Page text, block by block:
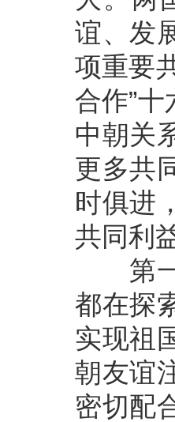
谊、发
项重要
合作”
中朝关
更多共
时俱进
共同利
第一
都在探
实现祖
朝友谊
密切配